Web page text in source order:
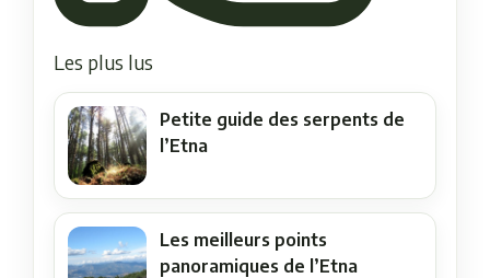
Les plus lus
Petite guide des serpents de
l’Etna
Les meilleurs points
panoramiques de l’Etna